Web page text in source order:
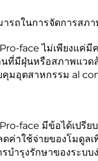
ารถในการจัดการสภ
face ไม่เพียงแค่มี
ที่มีฝุ่นหรือสภาพแวด
คุมอุตสาหกรรม al
face มีข้อได้เปรี
ดค่าใช้จ่ายของโมดูล
บำรุงรักษาของระบบ